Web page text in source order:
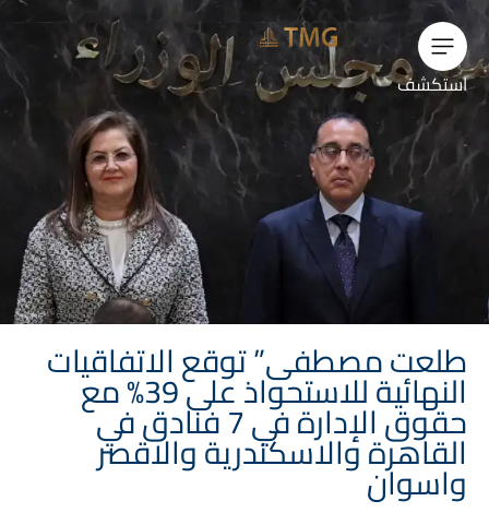
استكشف
طلعت مصطفى” توقع الاتفاقيات
النهائية للاستحواذ على 39% مع
حقوق الإدارة في 7 فنادق في
القاهرة والاسكندرية والاقصر
واسوان